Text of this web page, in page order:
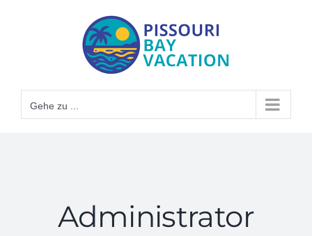
Gehe zu ...
Administrator